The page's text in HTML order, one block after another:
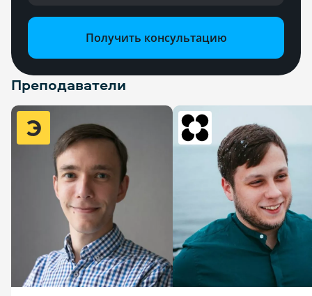
Получить консультацию
Преподаватели